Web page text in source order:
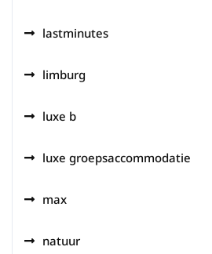
lastminutes
limburg
luxe b
luxe groepsaccommodatie
max
natuur